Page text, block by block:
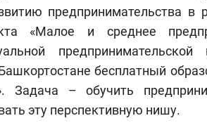
предпринимательства в
«Малое и среднее
бесплатный
Задача – обучить
эту перспективную нишу.